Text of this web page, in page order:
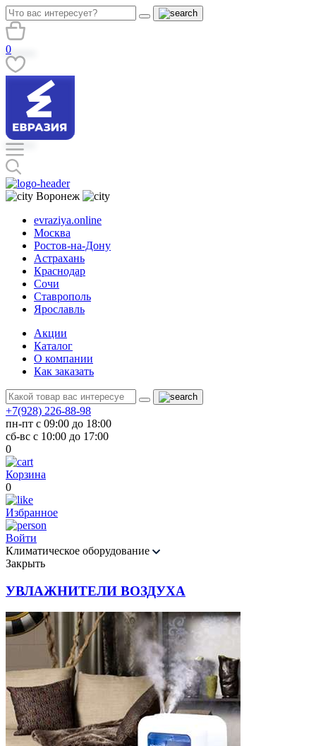
0
Воронеж
evraziya.online
Москва
Ростов-на-Дону
Астрахань
Краснодар
Сочи
Ставрополь
Ярославль
Акции
Каталог
О компании
Как заказать
+7(928) 226-88-98
пн-пт с 09:00 до 18:00
сб-вс с 10:00 до 17:00
0
Корзина
0
Избранное
Войти
Климатическое оборудование
Закрыть
УВЛАЖНИТЕЛИ ВОЗДУХА